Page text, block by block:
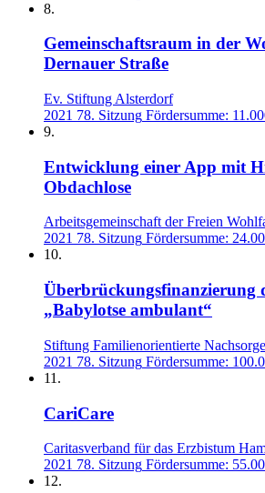
8.
Gemeinschaftsraum in der
Dernauer Straße
Ev. Stiftung Alsterdorf
2021 78. Sitzung Fördersumme:
9.
Entwicklung einer App mit
Obdachlose
Arbeitsgemeinschaft der Freien
2021 78. Sitzung Fördersumme:
10.
Überbrückungsfinanzierung
„Babylotse ambulant“
Stiftung Familienorientierte
2021 78. Sitzung Fördersumme:
11.
CariCare
Caritasverband für das Erzbistum
2021 78. Sitzung Fördersumme:
12.